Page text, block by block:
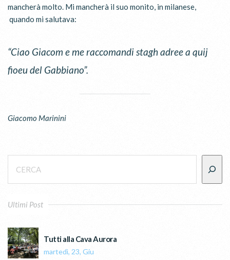
mancherà molto. Mi mancherà il suo monito, in milanese,
quando mi salutava:
“Ciao Giacom e me raccomandi stagh adree a quij
fioeu del Gabbiano”.
Giacomo Marinini
Ultimi Post
Tutti alla Cava Aurora
martedì, 23, Giu